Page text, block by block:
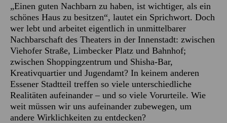
„Einen guten Nachbarn zu haben, ist wichtiger, als ein
schönes Haus zu besitzen“, lautet ein Sprichwort. Doch
wer lebt und arbeitet eigentlich in unmittelbarer
Nachbarschaft des Theaters in der Innenstadt: zwischen
Viehofer Straße, Limbecker Platz und Bahnhof;
zwischen Shoppingzentrum und Shisha-Bar,
Kreativquartier und Jugendamt? In keinem anderen
Essener Stadtteil treffen so viele unterschiedliche
Realitäten aufeinander – und so viele Vorurteile. Wie
weit müssen wir uns aufeinander zubewegen, um
andere Wirklichkeiten zu entdecken?